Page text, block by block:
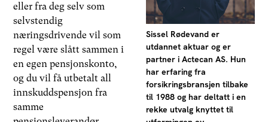
Sissel Rødevand er
utdannet aktuar og er
partner i Actecan AS. Hun
har erfaring fra
forsikringsbransjen tilbake
til 1988 og har deltatt i en
rekke utvalg knyttet til
eller fra deg selv som
selvstendig
næringsdrivende vil som
regel være slått sammen i
en egen pensjonskonto,
og du vil få utbetalt all
innskuddspensjon fra
samme